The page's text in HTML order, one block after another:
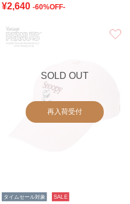
¥2,640 -60%OFF-
お気に入り
SOLD OUT
再入荷受付
タイムセール対象 SALE